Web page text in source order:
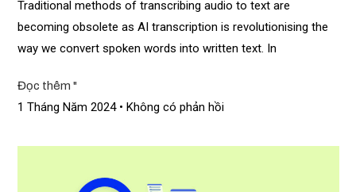
Traditional methods of transcribing audio to text are
becoming obsolete as AI transcription is revolutionising the
way we convert spoken words into written text. In
Đọc thêm "
1 Tháng Năm 2024 Không có phản hồi